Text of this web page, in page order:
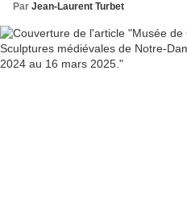
Par Jean-Laurent Turbet